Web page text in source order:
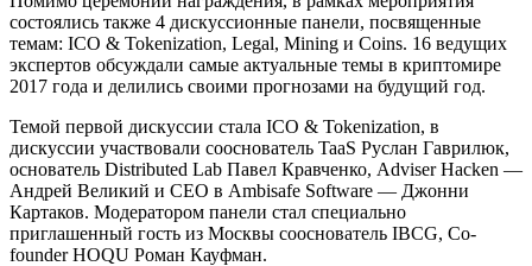
состоялись также 4 дискуссионные панели, посвященные
темам: ICO & Tokenization, Legal, Mining и Coins. 16 ведущих
экспертов обсуждали самые актуальные темы в криптомире
2017 года и делились своими прогнозами на будущий год.
Темой первой дискуссии стала ICO & Tokenization, в
дискуссии участвовали сооснователь TaaS Руслан Гаврилюк,
основатель Distributed Lab Павел Кравченко, Adviser Hacken —
Андрей Великий и CEO в Ambisafe Software — Джонни
Картаков. Модератором панели стал специально
приглашенный гость из Москвы сооснователь IBCG, Co-
founder HOQU Роман Кауфман.